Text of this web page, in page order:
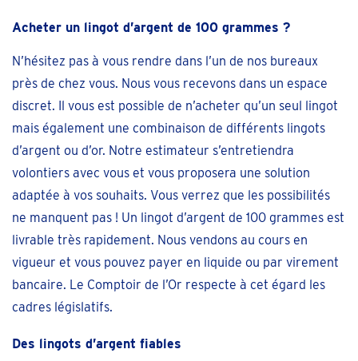
Acheter un lingot d’argent de 100 grammes ?
N’hésitez pas à vous rendre dans l’un de nos bureaux
près de chez vous. Nous vous recevons dans un espace
discret. Il vous est possible de n’acheter qu’un seul lingot
mais également une combinaison de différents lingots
d’argent ou d’or. Notre estimateur s’entretiendra
volontiers avec vous et vous proposera une solution
adaptée à vos souhaits. Vous verrez que les possibilités
ne manquent pas ! Un lingot d’argent de 100 grammes est
livrable très rapidement. Nous vendons au cours en
vigueur et vous pouvez payer en liquide ou par virement
bancaire. Le Comptoir de l’Or respecte à cet égard les
cadres législatifs.
Des lingots d’argent fiables